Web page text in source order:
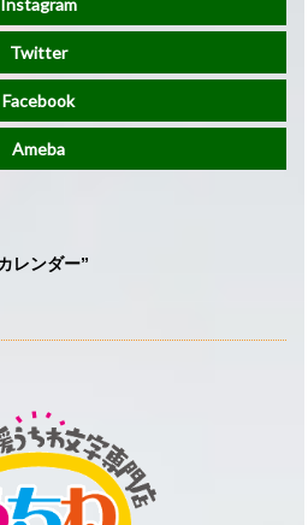
Twitter
Facebook
Ameba